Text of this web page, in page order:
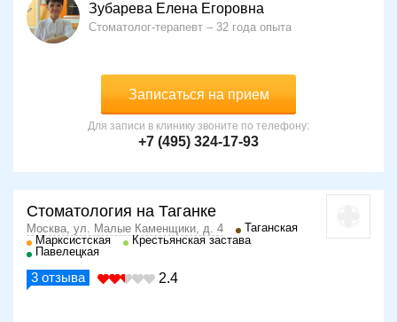
Зубарева Елена Егоровна
Стоматолог-терапевт 32 года опыта
Записаться на прием
Для записи в клинику звоните по телефону:
+7 (495) 324-17-93
Стоматология на Таганке
Москва, ул. Малые Каменщики, д. 4
Таганская
Марксистская
Крестьянская застава
Павелецкая
3 отзыва 2.4